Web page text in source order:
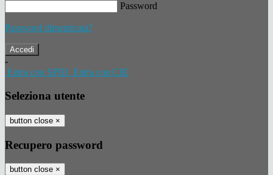
Password
Password dimenticata?
-
Entra con SPID Entra con CIE
Seleziona utente
button close ×
Recupero password
button close ×